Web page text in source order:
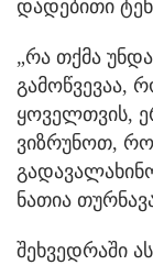
დადებითი
„რა თქმა
გამოწვევაა,
ყოველთვის,
ვიზრუნოთ,
ნათია
შეხვედრაში